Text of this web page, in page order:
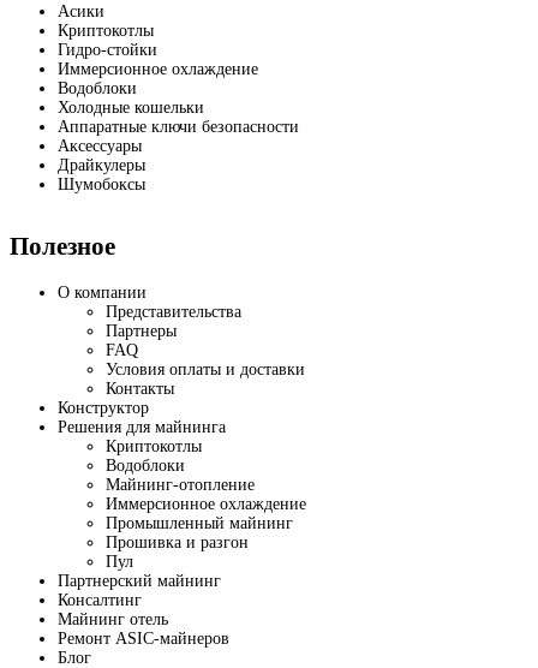
Асики
Криптокотлы
Гидро-стойки
Иммерсионное охлаждение
Водоблоки
Холодные кошельки
Аппаратные ключи безопасности
Аксессуары
Драйкулеры
Шумобоксы
Полезное
О компании
Представительства
Партнеры
FAQ
Условия оплаты и доставки
Контакты
Конструктор
Решения для майнинга
Криптокотлы
Водоблоки
Майнинг-отопление
Иммерсионное охлаждение
Промышленный майнинг
Прошивка и разгон
Пул
Партнерский майнинг
Консалтинг
Майнинг отель
Ремонт ASIC-майнеров
Блог